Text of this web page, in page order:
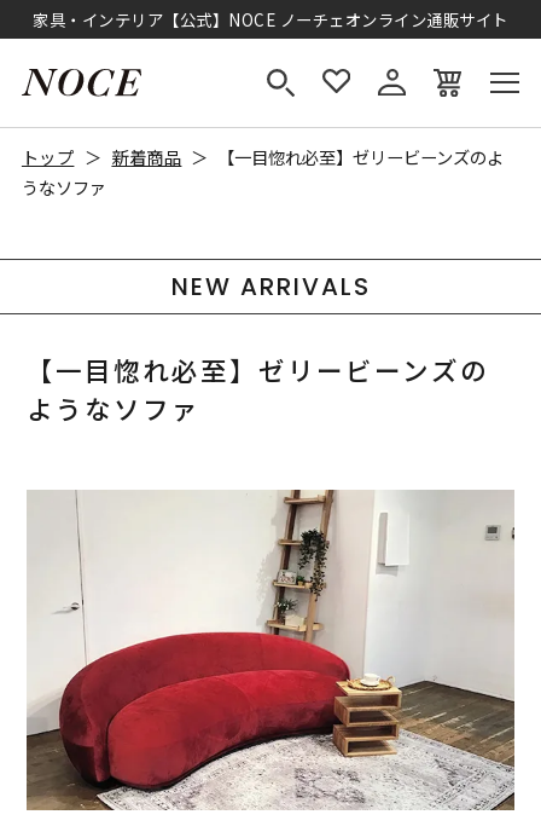
家具・インテリア【公式】NOCE ノーチェオンライン通販サイト
トップ 新着商品
【一目惚れ必至】ゼリービーンズのよ
うなソファ
NEW ARRIVALS
【一目惚れ必至】ゼリービーンズの
ようなソファ